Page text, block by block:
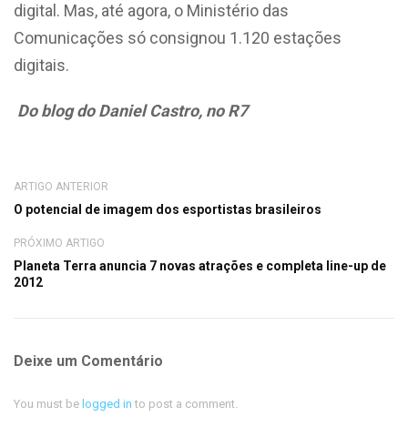
digital. Mas, até agora, o Ministério das
Comunicações só consignou 1.120 estações
digitais.
Do blog do Daniel Castro, no R7
ARTIGO ANTERIOR
O potencial de imagem dos esportistas brasileiros
PRÓXIMO ARTIGO
Planeta Terra anuncia 7 novas atrações e completa line-up de
2012
Deixe um Comentário
You must be logged in to post a comment.